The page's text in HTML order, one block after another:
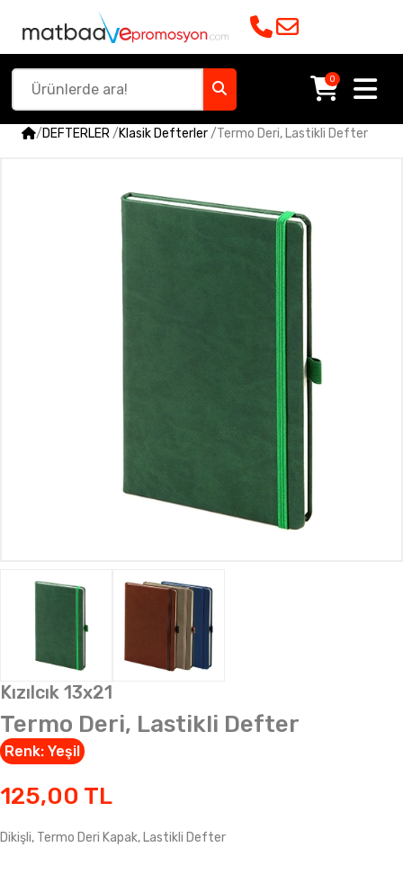
0
/DEFTERLER/Klasik Defterler/Termo Deri, Lastikli Defter
Kızılcık 13x21
Termo Deri, Lastikli Defter
Renk: Yeşil
125,00 TL
Dikişli, Termo Deri Kapak, Lastikli Defter